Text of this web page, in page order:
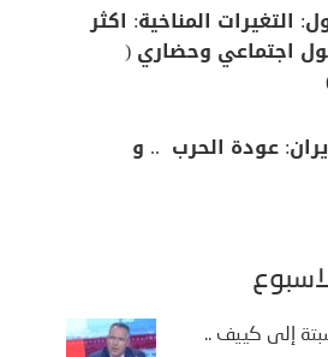
التغيرات المناخية: اكثر
اجتماعي وحضاري (
عودة الحرب .. و
إلى كييف ..